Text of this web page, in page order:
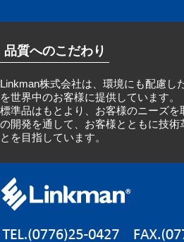
品質へのこだわり
Linkman株式会社は、環境にも配慮し
を世界中のお客様に提供しています。
標準品はもとより、お客様のニーズを
の開発を通して、お客様とともに技術
とを目指しています。